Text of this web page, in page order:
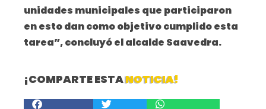
unidades municipales que participaron
en esto dan como objetivo cumplido esta
tarea”, concluyó el alcalde Saavedra.
¡COMPARTE ESTANOTICIA!